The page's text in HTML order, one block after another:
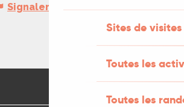
Sites de visites
Toutes les
Toutes les
Signaler une erreur